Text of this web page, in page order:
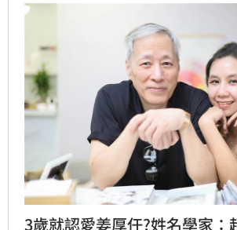
3歲就認愛姜厚任?姓名學家：